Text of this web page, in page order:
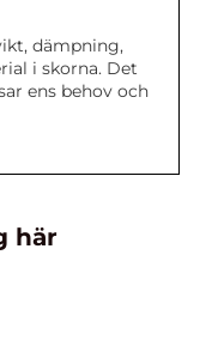
dämpning,
i skorna. Det
ens behov och
här